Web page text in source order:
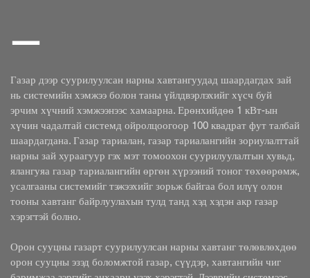
Газар дээр суурилуулсан нарны хавтангуудад шаардагдах зай
нь системийн хэмжээ болон таны үйлдвэрлэхийг хүсч буй
эрчим хүчний хэмжээнээс хамаарна. Ерөнхийдөө 1 кВт-ын
хүчин чадалтай системд ойролцоогоор 100 квадрат фут талбай
шаардагдана. Газар тариалан, газар тариалангийн зориулалттай
нарны зай хураагуур гэх мэт томоохон суурилуулалтын хувьд,
ялангуяа газар тариалангийн өргөн хүрээний тоног төхөөрөмж,
усалгааны системийг тэжээхийг зорьж байгаа бол илүү олон
тооны хавтанг байрлуулахын тулд танд хэд хэдэн акр газар
хэрэгтэй болно.
Орон сууцны газарт суурилуулсан нарны хавтанг төлөвлөхдөө
орон сууцны эзэд боломжтой газар, сүүдэр, хавтангийн чиг